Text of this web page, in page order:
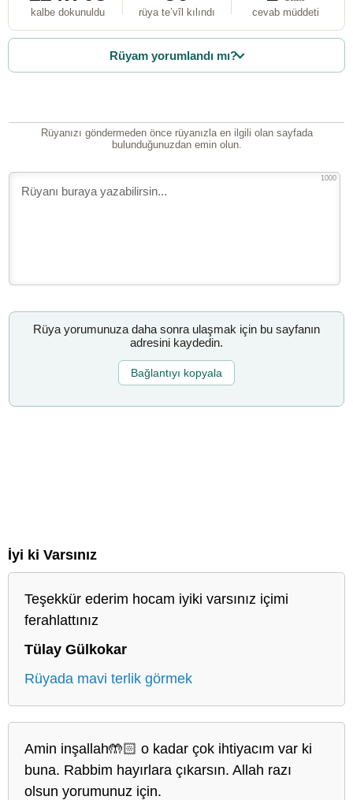
kalbe dokunuldu rüya te’vîl kılındı
cevab müddeti
Rüyam yorumlandı mı?
Rüyanızı göndermeden önce rüyanızla en ilgili olan sayfada
bulunduğunuzdan emin olun.
1000
Rüya yorumunuza daha sonra ulaşmak için bu sayfanın
adresini kaydedin.
Bağlantıyı kopyala
İyi ki Varsınız
Teşekkür ederim hocam iyiki varsınız içimi
ferahlattınız
Tülay Gülkokar
Rüyada mavi terlik görmek
Amin inşallah🤲🏻 o kadar çok ihtiyacım var ki
buna. Rabbim hayırlara çıkarsın. Allah razı
olsun yorumunuz için.